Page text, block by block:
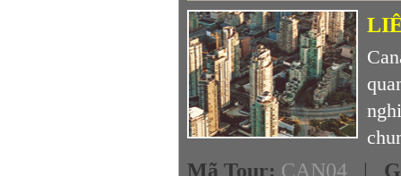
Mã Tour: CAN04 |